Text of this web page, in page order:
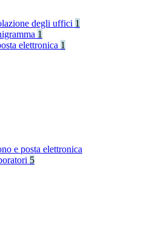
degli uffici 1
1
elettronica 1
e posta elettronica
5